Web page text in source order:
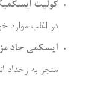
کولیت
در اغلب موارد
ایسکمی حاد
منجر به رخداد